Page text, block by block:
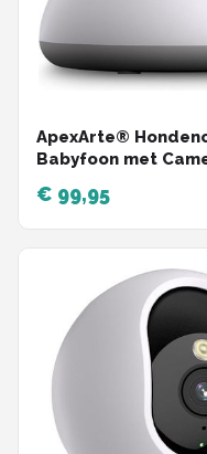
ApexArte®
Babyfoon met
€ 99,95